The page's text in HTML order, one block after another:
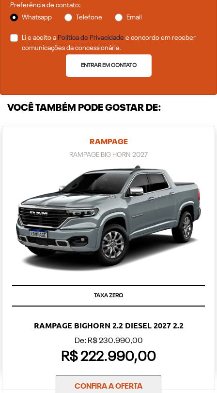
Preferência de contato:
Whatsapp
Telefone Email
Li e aceito a Política de Privacidade e concordo em receber
comunicações da concessionária.
ENTRAR EM CONTATO
VOCÊ TAMBÉM PODE GOSTAR DE:
RAMPAGE
RAMPAGE BIG HORN 2027
TAXA ZERO
RAMPAGE BIGHORN 2.2 DIESEL 2027 2.2
De: R$ 230.990,00
R$ 222.990,00
CONFIRA A OFERTA